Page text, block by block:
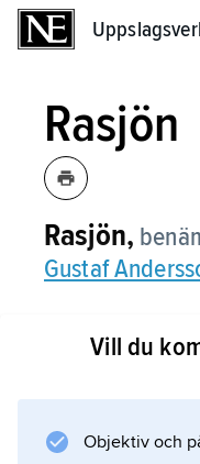
Rasjön
Rasjön,
Gustaf
Vill du
Objektiv och